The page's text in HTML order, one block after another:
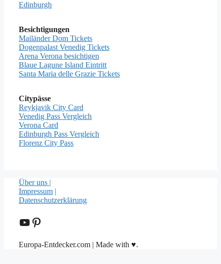
Edinburgh
Besichtigungen
Mailänder Dom Tickets
Dogenpalast Venedig Tickets
Arena Verona besichtigen
Blaue Lagune Island Eintritt
Santa Maria delle Grazie Tickets
Citypässe
Reykjavik City Card
Venedig Pass Vergleich
Verona Card
Edinburgh Pass Vergleich
Florenz City Pass
Über uns |
Impressum |
Datenschutzerklärung
YouTube
Pinterest
Europa-Entdecker.com | Made with ♥.